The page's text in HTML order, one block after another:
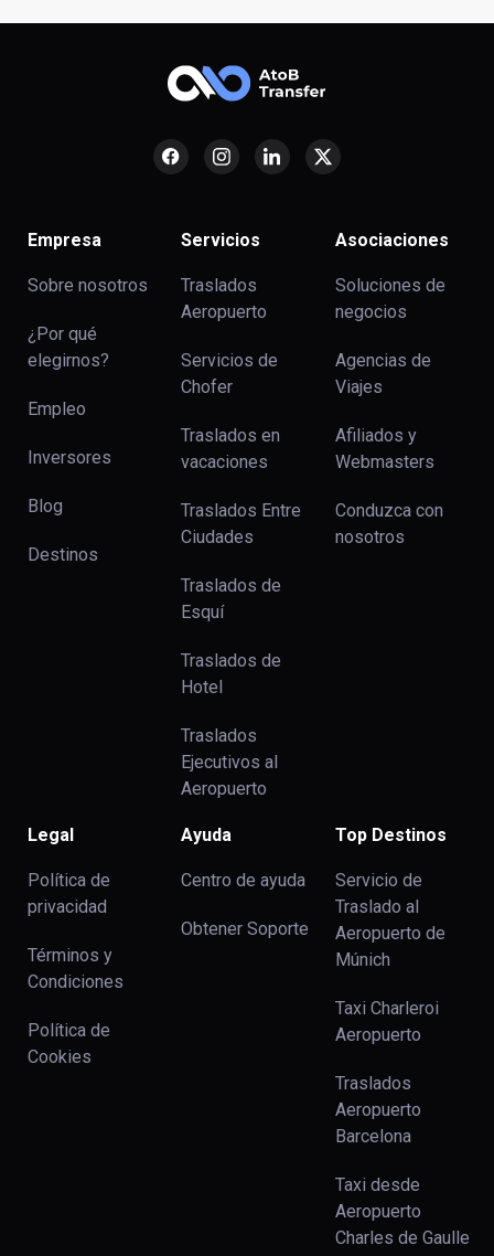
Empresa
Sobre nosotros
¿Por qué
elegirnos?
Empleo
Inversores
Blog
Destinos
Servicios
Traslados
Aeropuerto
Servicios de
Chofer
Traslados en
vacaciones
Traslados Entre
Ciudades
Traslados de
Esquí
Traslados de
Hotel
Traslados
Ejecutivos al
Aeropuerto
Asociaciones
Soluciones de
negocios
Agencias de
Viajes
Afiliados y
Webmasters
Conduzca con
nosotros
Legal
Política de
privacidad
Términos y
Condiciones
Política de
Cookies
Ayuda
Centro de ayuda
Obtener Soporte
Top Destinos
Servicio de
Traslado al
Aeropuerto de
Múnich
Taxi Charleroi
Aeropuerto
Traslados
Aeropuerto
Barcelona
Taxi desde
Aeropuerto
Charles de Gaulle